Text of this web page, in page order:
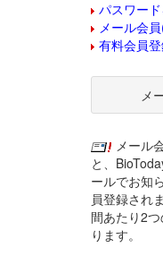
パスワー
メール会
有料会員
メ
メール
と、
ールでお知
員登録され
間あたり2
ります。